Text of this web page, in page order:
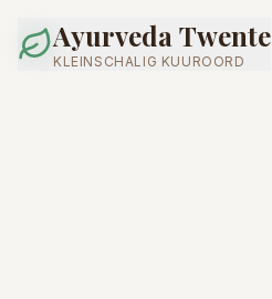
Ayurveda Twente
KLEINSCHALIG KUUROORD